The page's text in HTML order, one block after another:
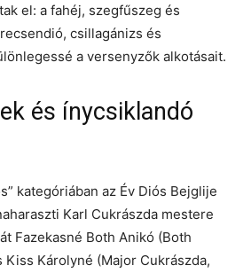
el: a fahéj, szegfűszeg és
csillagánizs és
a versenyzők alkotásait.
és ínycsiklandó
kategóriában az Év Diós Bejglije
Karl Cukrászda mestere
Fazekasné Both Anikó (Both
Kiss Károlyné (Major Cukrászda,